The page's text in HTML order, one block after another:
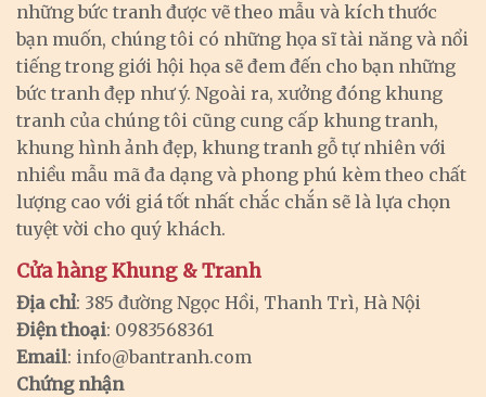
những bức tranh được vẽ theo mẫu và kích thước
bạn muốn, chúng tôi có những họa sĩ tài năng và nổi
tiếng trong giới hội họa sẽ đem đến cho bạn những
bức tranh đẹp như ý. Ngoài ra, xưởng đóng khung
tranh của chúng tôi cũng cung cấp khung tranh,
khung hình ảnh đẹp, khung tranh gỗ tự nhiên với
nhiều mẫu mã đa dạng và phong phú kèm theo chất
lượng cao với giá tốt nhất chắc chắn sẽ là lựa chọn
tuyệt vời cho quý khách.
Cửa hàng Khung & Tranh
Địa chỉ: 385 đường Ngọc Hồi, Thanh Trì, Hà Nội
Điện thoại: 0983568361
Email: info@bantranh.com
Chứng nhận